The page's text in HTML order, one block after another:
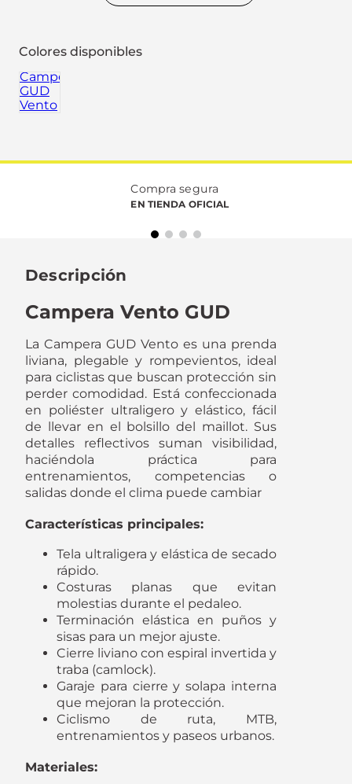
Colores disponibles
Compra segura
EN TIENDA OFICIAL
Descripción
Campera Vento GUD
La Campera GUD Vento es una prenda
liviana, plegable y rompevientos, ideal
para ciclistas que buscan protección sin
perder comodidad. Está confeccionada
en poliéster ultraligero y elástico, fácil
de llevar en el bolsillo del maillot. Sus
detalles reflectivos suman visibilidad,
haciéndola práctica para
entrenamientos, competencias o
salidas donde el clima puede cambiar
Características principales:
Tela ultraligera y elástica de secado
rápido.
Costuras planas que evitan
molestias durante el pedaleo.
Terminación elástica en puños y
sisas para un mejor ajuste.
Cierre liviano con espiral invertida y
traba (camlock).
Garaje para cierre y solapa interna
que mejoran la protección.
Ciclismo de ruta, MTB,
entrenamientos y paseos urbanos.
Materiales: